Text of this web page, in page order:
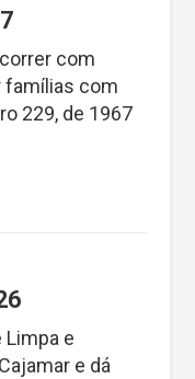
com
famílias com
229, de 1967
e
e dá